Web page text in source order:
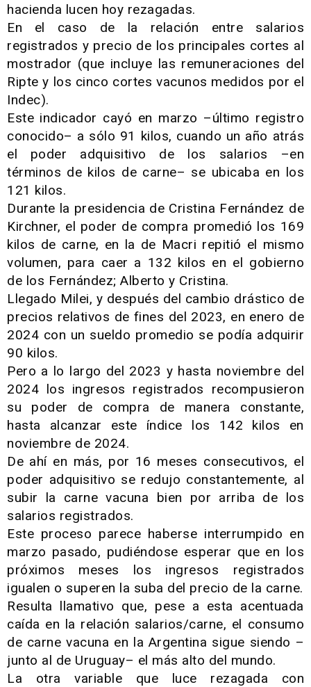
hacienda lucen hoy rezagadas.
En el caso de la relación entre salarios
registrados y precio de los principales cortes al
mostrador (que incluye las remuneraciones del
Ripte y los cinco cortes vacunos medidos por el
Indec).
Este indicador cayó en marzo –último registro
conocido– a sólo 91 kilos, cuando un año atrás
el poder adquisitivo de los salarios –en
términos de kilos de carne– se ubicaba en los
121 kilos.
Durante la presidencia de Cristina Fernández de
Kirchner, el poder de compra promedió los 169
kilos de carne, en la de Macri repitió el mismo
volumen, para caer a 132 kilos en el gobierno
de los Fernández; Alberto y Cristina.
Llegado Milei, y después del cambio drástico de
precios relativos de fines del 2023, en enero de
2024 con un sueldo promedio se podía adquirir
90 kilos.
Pero a lo largo del 2023 y hasta noviembre del
2024 los ingresos registrados recompusieron
su poder de compra de manera constante,
hasta alcanzar este índice los 142 kilos en
noviembre de 2024.
De ahí en más, por 16 meses consecutivos, el
poder adquisitivo se redujo constantemente, al
subir la carne vacuna bien por arriba de los
salarios registrados.
Este proceso parece haberse interrumpido en
marzo pasado, pudiéndose esperar que en los
próximos meses los ingresos registrados
igualen o superen la suba del precio de la carne.
Resulta llamativo que, pese a esta acentuada
caída en la relación salarios/carne, el consumo
de carne vacuna en la Argentina sigue siendo –
junto al de Uruguay– el más alto del mundo.
La otra variable que luce rezagada con